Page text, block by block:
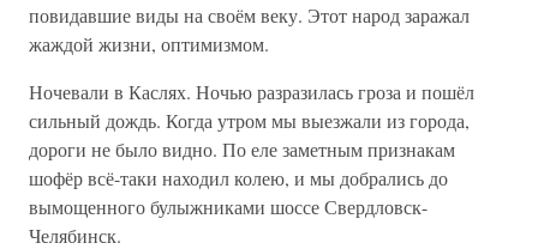
повидавшие виды на своём веку. Этот народ заражал
жаждой жизни, оптимизмом.
Ночевали в Каслях. Ночью разразилась гроза и пошёл
сильный дождь. Когда утром мы выезжали из города,
дороги не было видно. По еле заметным признакам
шофёр всё-таки находил колею, и мы добрались до
вымощенного булыжниками шоссе Свердловск-
Челябинск.